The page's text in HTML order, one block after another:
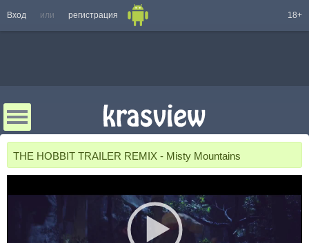
Вход или регистрация 18+
THE HOBBIT TRAILER REMIX - Misty Mountains